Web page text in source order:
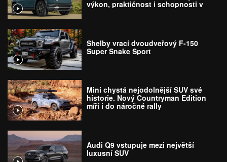
výkon, praktičnost i schopnosti v
Shelby vrací dvoudveřový F-150
Super Snake Sport
Mini chystá nejodolnější SUV své
historie. Nový Countryman Edition
míří i do náročné rally
Audi Q9 vstupuje mezi největší
luxusní SUV